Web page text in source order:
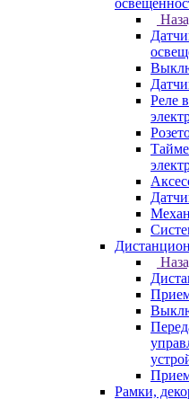
Реле
Рамки,